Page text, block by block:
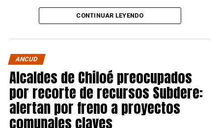
organismos públicos, figuran varias entidades del
Municipalidad de Castro
dentro de la provincia. Le siguen laCorporación
Municipal de Quellón
Municipal de Curaco de Vélez
Salud Chiloé , con 11 . También figuran la
Municipalidad de Ancud, con5 casos; la
Municipalidad de Quellóny laMunicipalidad de
Puqueldón , con4 cada una ; la Municipalidad de
Curaco de Vélez, con2; y la
CONTINUAR LEYENDO
ANCUD
Alcaldes de Chiloé preocupados
por recorte de recursos Subdere:
alertan por freno a proyectos
comunales claves